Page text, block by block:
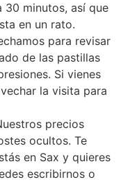
30 minutos, así que
en un rato.
para revisar
de las pastillas
Si vienes
la visita para
precios
ocultos. Te
en Sax y quieres
escribirnos o